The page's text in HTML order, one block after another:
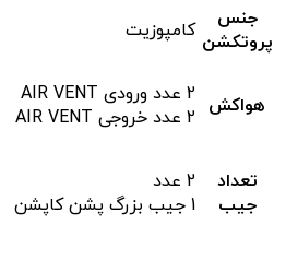
جنس
پروتکشن کامپوزیت
هواکش
2 عدد ورودی AIR VENT
2 عدد خروجی AIR VENT
تعداد
جیب
2 عدد
1 جیب بزرگ پشن کاپشن